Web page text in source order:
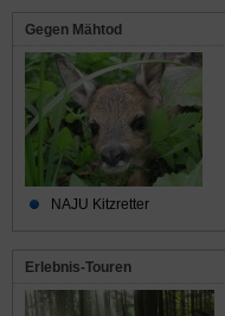
Gegen Mähtod
NAJU Kitzretter
Erlebnis-Touren